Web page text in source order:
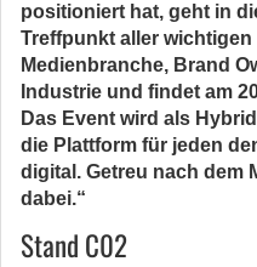
positioniert hat, geht in
Treffpunkt aller
Medienbranche, Brand
Industrie und findet am
Das Event wird als
die Plattform für jeden
digital. Getreu nach dem
dabei.“
Stand C02